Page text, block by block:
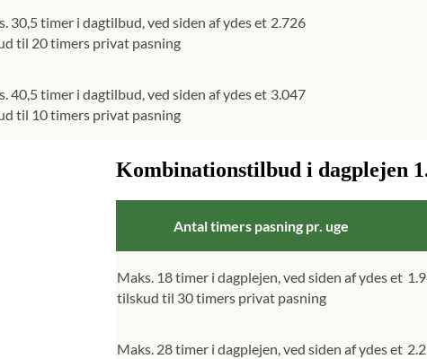
30,5 timer i dagtilbud, ved siden af ydes et
til 20 timers privat pasning
2.726
40,5 timer i dagtilbud, ved siden af ydes et
til 10 timers privat pasning
3.047
Kombinationstilbud i dagplejen
Antal timers pasning pr. uge
Maks. 18 timer i dagplejen, ved siden af ydes et
tilskud til 30 timers privat pasning
Maks. 28 timer i dagplejen, ved siden af ydes et